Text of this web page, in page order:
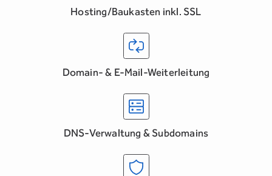
Hosting/Baukasten inkl. SSL
Domain- & E-Mail-Weiterleitung
DNS-Verwaltung & Subdomains